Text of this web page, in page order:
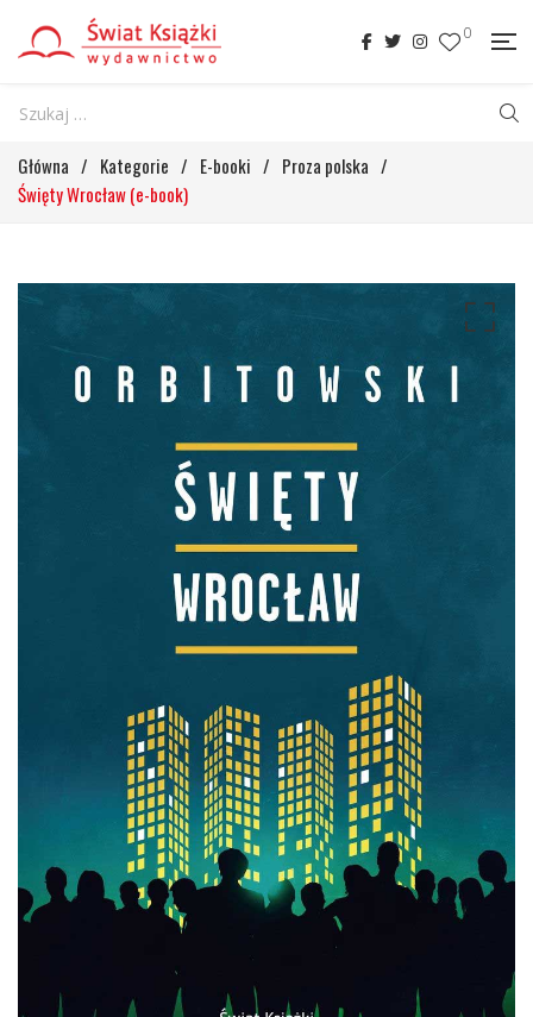
0
Główna / Kategorie / E-booki / Proza polska /
Święty Wrocław (e-book)